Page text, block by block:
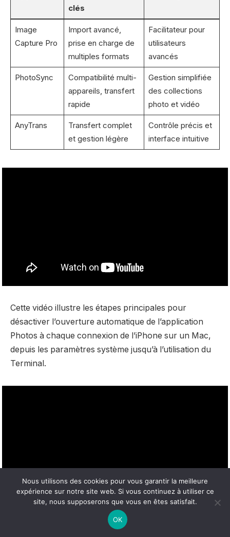
clés
Image
Capture Pro
Import avancé,
prise en charge de
multiples formats
Facilitateur pour
utilisateurs
avancés
PhotoSync
Compatibilité multi-
appareils, transfert
rapide
Gestion simplifiée
des collections
photo et vidéo
AnyTrans
Transfert complet
et gestion légère
Contrôle précis et
interface intuitive
Cette vidéo illustre les étapes principales pour
désactiver l’ouverture automatique de l’application
Photos à chaque connexion de l’iPhone sur un Mac,
depuis les paramètres système jusqu’à l’utilisation du
Terminal.
Une autre présentation détaillée pour apprendre à
Nous utilisons des cookies pour vous garantir la meilleure
expérience sur notre site web. Si vous continuez à utiliser ce
site, nous supposerons que vous en êtes satisfait.
OK